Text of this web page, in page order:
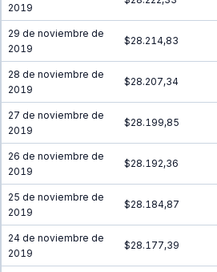
2019
29 de noviembre de
2019
$28.214,83
28 de noviembre de
2019
$28.207,34
27 de noviembre de
2019
$28.199,85
26 de noviembre de
2019
$28.192,36
25 de noviembre de
2019
$28.184,87
24 de noviembre de
2019
$28.177,39